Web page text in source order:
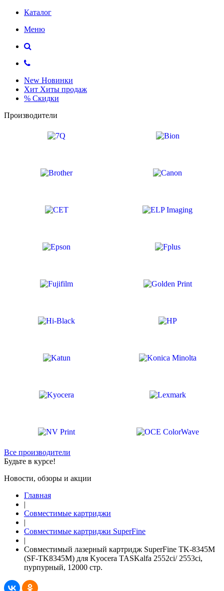
Каталог
Меню
New Новинки
Хит Хиты продаж
% Скидки
Производители
Все производители
Будьте в курсе!
Новости, обзоры и акции
Главная
|
Совместимые картриджи
|
Совместимые картриджи SuperFine
|
Совместимый лазерный картридж SuperFine TK-8345M
(SF-TK8345M) для Kyocera TASKalfa 2552ci/ 2553ci,
пурпурный, 12000 стр.